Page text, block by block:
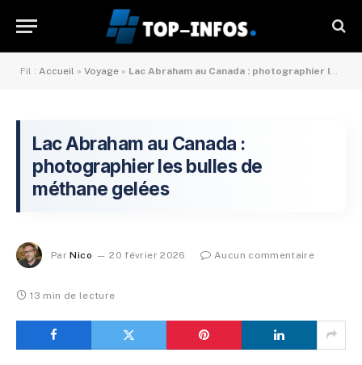
Fil : Accueil » Voyage » Lac Abraham au Canada : photographier les bulles de méthane gelées
Lac Abraham au Canada :
photographier les bulles de
méthane gelées
Par Nico 20 février 2026 Aucun commentaire
13 min de lecture